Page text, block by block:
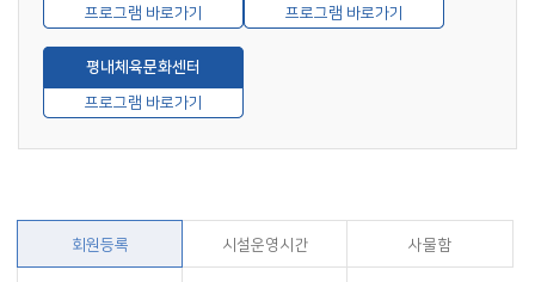
프로그램 바로가기 프로그램 바로가기
평내체육문화센터
프로그램 바로가기
회원등록 시설운영시간 사물함